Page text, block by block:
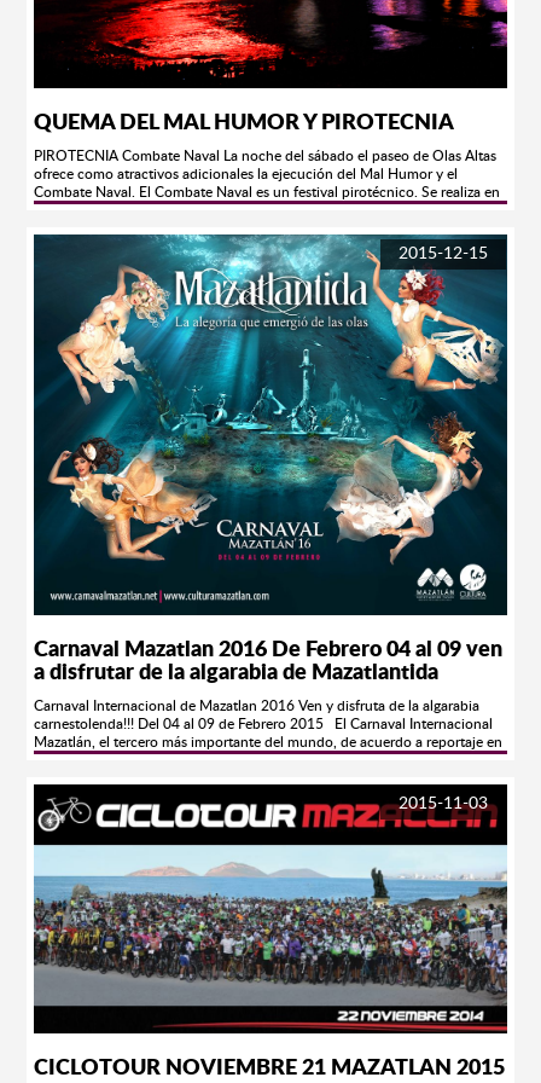
protección necesario. Inscríbete en el área de registro y pregunta por
nuestros paquetes, rutas y salidas.
QUEMA DEL MAL HUMOR Y PIROTECNIA
PIROTECNIA Combate Naval La noche del sábado el paseo de Olas Altas
ofrece como atractivos adicionales la ejecución del Mal Humor y el
Combate Naval. El Combate Naval es un festival pirotécnico. Se realiza en
de fuegos artificiales hacia el cielo, contra la avenida en fiesta. Desde las
arenas de Olas Altas la agresión es respondida con más fuegos artificiales
de distintas variedades. Este impresionante espectáculo visual tiene
mucho de reminiscencias históricas locales. Se supone alude a la hazaña
más resonante de Mazatlán, la afortunada defensa del puerto ocurrida en
1864, durante la guerra de intervención francesa, cuando una
embarcación gala intentó apoderarse de la ciudad a punta de cañonazos.
Recientemente, el Combate Naval se ha enriquecido, ocasionalmente, con
la introducción de tecnología para el manejo de luces y rayos láser, así
como con música ambiental, provocando una mayor carga emocional en
los espectadores. Mal Humor Es un monigote de grandes dimensiones;
caricaturiza al personaje o institución a quien se le atribuye el origen de los
males padecidos por la población en el transcurso del año. Cargado de
cohetones y pólvora, la figura es incinerada. El Mal Humor simboliza el
exorcismo de las tribulaciones y penas cotidianas con el fin de que
ninguna preocupación impida el pleno goce de la "pachanga". Víctimas del
escarnio popular mazatleco, personificando al Mal Humor han aparecido
ex-presidentes de la república, caciques locales, el tristemente célebre
error de diciembre, la inflación, la carestía, comerciantes ruines, agiotistas,
políticos venales y hasta el club de béisbol local, cuando tiene muy malas
2015-12-15
Carnaval Mazatlan 2016 De Febrero 04 al 09 ven
a disfrutar de la algarabia de Mazatlantida
Carnaval Internacional de Mazatlan 2016 Ven y disfruta de la algarabia
carnestolenda!!! Del 04 al 09 de Febrero 2015 El Carnaval Internacional
Mazatlán, el tercero más importante del mundo, de acuerdo a reportaje en
nuestra página oficial http://carnavalmazatlan.net/ y en nuestras redes
sociales:Facebook: Carnaval Internacional MazatlánTwitter:
@CarnavalMZTInstagram: CarnavalInternacionalMazatlanGoogle +:
Carnaval Internacional Mazatlán OficialYouTube: Carnaval Internacional
Mazatlán OficialTodos los eventos del Carnaval los puedes ver EN VIVO
vía Internet por CULTURA TV el canal oficial de nuestra
fiesta http://culturamazatlan.com/culturatv/
https://www.youtube.com/watch?v=Tn0b97T-cIQ
https://www.youtube.com/watch?v=bZecln5IHbM
2015-11-03
CICLOTOUR NOVIEMBRE 21 MAZATLAN 2015